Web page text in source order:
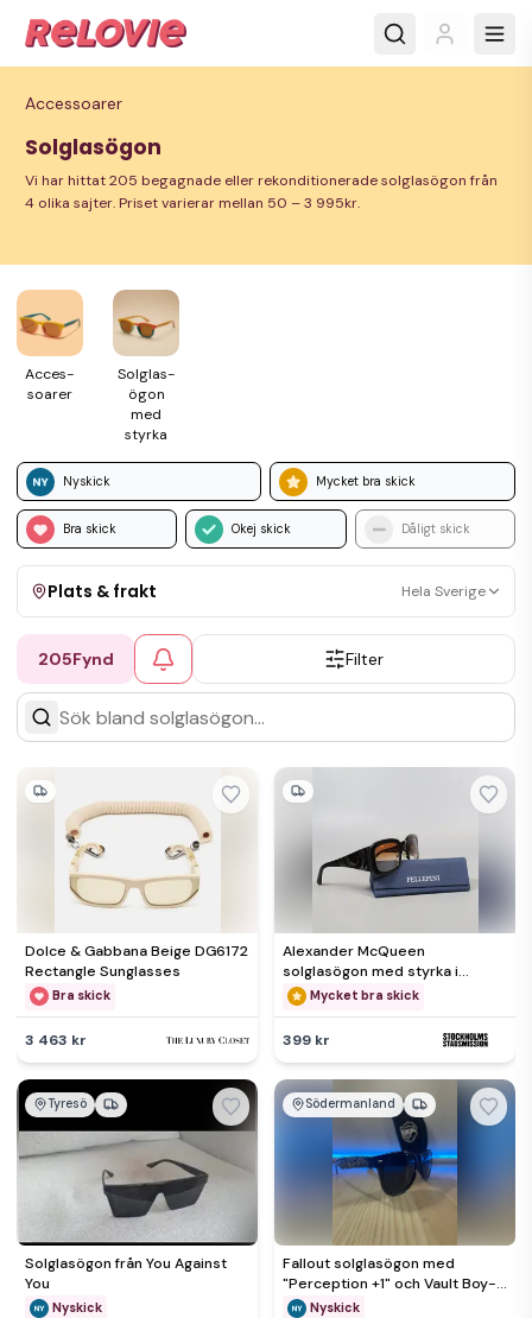
Accessoarer
Solglasögon
Vi har hittat 205 begagnade eller rekonditionerade solglasögon från
4 olika sajter. Priset varierar mellan 50 – 3 995kr.
Acces­
soarer
Solglas­
ögon
med
styrka
Nyskick Mycket bra skick
Bra skick Okej skick Dåligt skick
Plats & frakt Hela Sverige
Visa allt Kan skickas Upphämtning
205Fynd Filter
Dolce & Gabbana Beige DG6172
Rectangle Sunglasses
Bra skick
3 463 kr
Alexander McQueen
solglasögon med styrka i
linsernaMycket bra skick
399 kr
Tyresö
Solglasögon från You Against
You
Nyskick
Södermanland
Fallout solglasögon med
"Perception +1" och Vault Boy-
mönster
Nyskick